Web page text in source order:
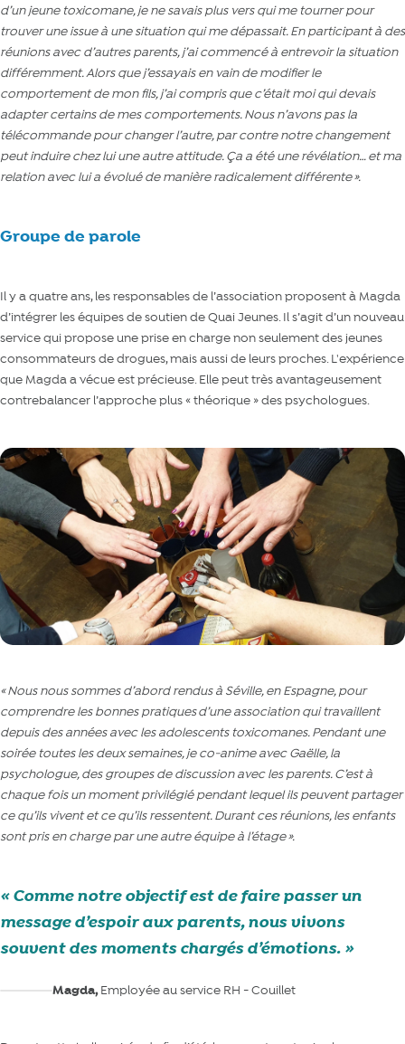
d’un jeune toxicomane, je ne savais plus vers qui me tourner pour
trouver une issue à une situation qui me dépassait. En participant à des
réunions avec d’autres parents, j’ai commencé à entrevoir la situation
différemment. Alors que j’essayais en vain de modifier le
comportement de mon fils, j’ai compris que c’était moi qui devais
adapter certains de mes comportements. Nous n’avons pas la
télécommande pour changer l’autre, par contre notre changement
peut induire chez lui une autre attitude. Ça a été une révélation… et ma
relation avec lui a évolué de manière radicalement différente».
Groupe de parole
Il y a quatre ans, les responsables de l’association proposent à Magda
d’intégrer les équipes de soutien de Quai Jeunes. Il s’agit d’un nouveau
service qui propose une prise en charge non seulement des jeunes
consommateurs de drogues, mais aussi de leurs proches. L'expérience
que Magda a vécue est précieuse. Elle peut très avantageusement
contrebalancer l’approche plus « théorique » des psychologues.
«Nous nous sommes d’abord rendus à Séville, en Espagne, pour
comprendre les bonnes pratiques d’une association qui travaillent
depuis des années avec les adolescents toxicomanes. Pendant une
soirée toutes les deux semaines, je co-anime avec Gaëlle, la
psychologue, des groupes de discussion avec les parents. C’est à
chaque fois un moment privilégié pendant lequel ils peuvent partager
ce qu’ils vivent et ce qu’ils ressentent. Durant ces réunions, les enfants
sont pris en charge par une autre équipe à l’étage».
Comme notre objectif est de faire passer un
message d’espoir aux parents, nous vivons
souvent des moments chargés d’émotions.
Magda,Employée au service RH - Couillet